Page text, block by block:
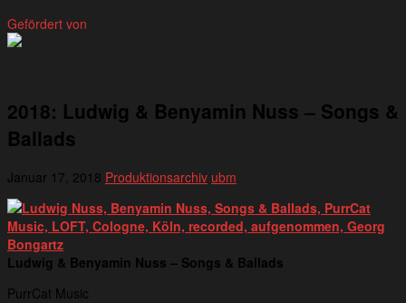
Gefördert von
2018: Ludwig & Benyamin Nuss – Songs &
Ballads
Januar 17, 2018 Produktionsarchiv ubm
Ludwig & Benyamin Nuss – Songs & Ballads
PurrCat Music